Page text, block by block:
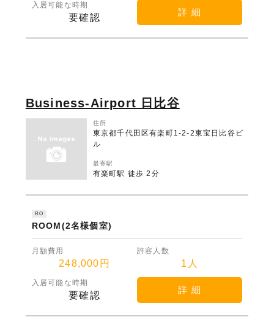
入居可能な時期
要確認
詳 細
Business-Airport 日比谷
住所
東京都千代田区有楽町1-2-2東宝日比谷ビ
ル
最寄駅
有楽町駅 徒歩 2分
RO
ROOM(2名様個室)
月額費用
248,000円
許容人数
1人
入居可能な時期
要確認
詳 細